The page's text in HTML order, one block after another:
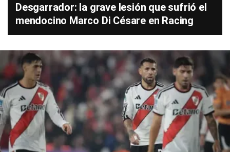
Desgarrador: la grave lesión que sufrió el
mendocino Marco Di Césare en Racing